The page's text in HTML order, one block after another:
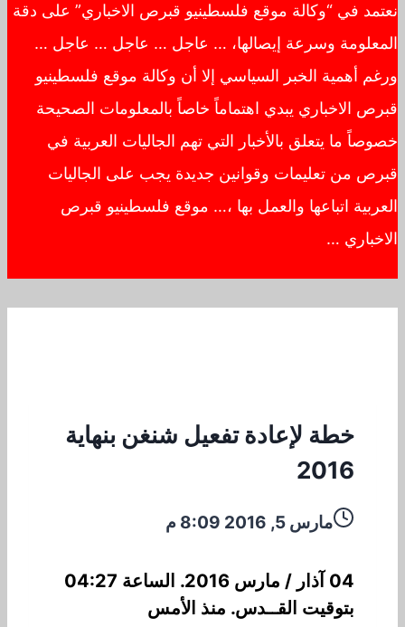
نعتمد في “وكالة موقع فلسطينيو قبرص الاخباري” على دقة
المعلومة وسرعة إيصالها، … عاجل … عاجل … عاجل …
ورغم أهمية الخبر السياسي إلا أن وكالة موقع فلسطينيو
قبرص الاخباري يبدي اهتماماً خاصاً بالمعلومات الصحيحة
خصوصاً ما يتعلق بالأخبار التي تهم الجاليات العربية في
قبرص من تعليمات وقوانين جديدة يجب على الجاليات
العربية اتباعها والعمل بها ،… موقع فلسطينيو قبرص
الاخباري …
خطة لإعادة تفعيل شنغن بنهاية
2016
مارس 5, 2016 8:09 م
04 آذار / مارس 2016. الساعة 04:27
بتوقيت القــدس. منذ الأمس